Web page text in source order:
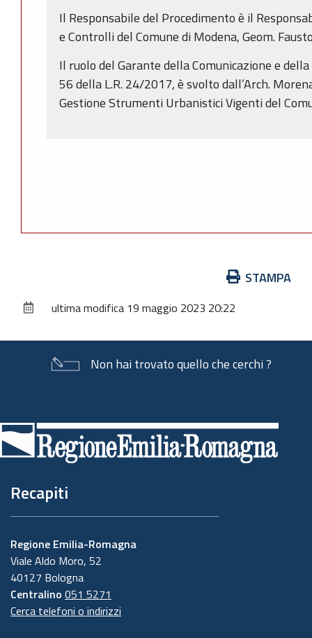
Il Responsabile del Procedimento è il
e Controlli del Comune di Modena, Geom.
Il ruolo del Garante della Comunicazione e
56 della L.R. 24/2017, è svolto dall’Arch.
Gestione Strumenti Urbanistici Vigenti del
documento
STAMPA
ultima modifica 19 maggio 2023 20:22
Non hai trovato quello che cerchi ?
di
pagina
Recapiti
Regione Emilia-Romagna
Viale Aldo Moro, 52
40127 Bologna
Centralino 051 5271
Cerca telefoni o indirizzi